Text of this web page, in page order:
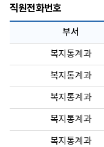
직원전화번호
부서
복지통계과
복지통계과
복지통계과
복지통계과
복지통계과